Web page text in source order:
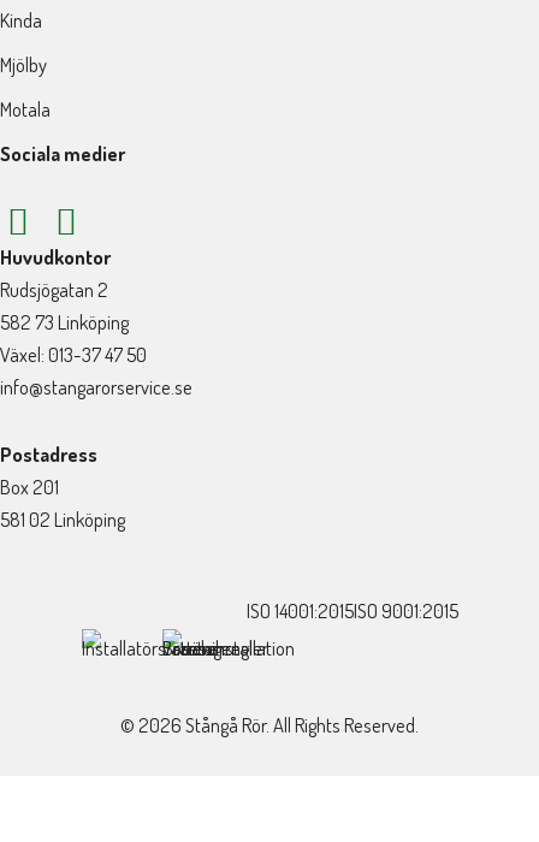
Kinda
Mjölby
Motala
Sociala medier
Huvudkontor
Rudsjögatan 2
582 73 Linköping
Växel: 013-37 47 50
info@stangarorservice.se
Postadress
Box 201
581 02 Linköping
ISO 14001:2015ISO 9001:2015
© 2026 Stångå Rör. All Rights Reserved.